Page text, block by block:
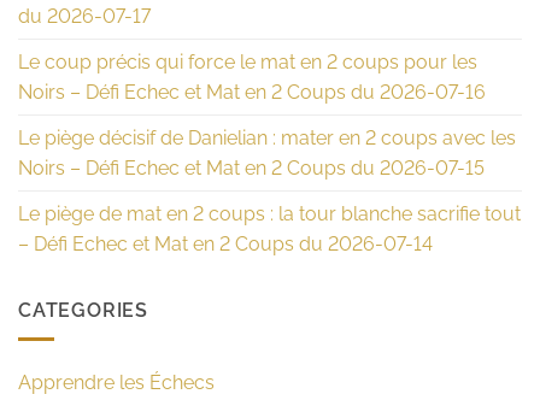
du 2026-07-17
Le coup précis qui force le mat en 2 coups pour les
Noirs – Défi Echec et Mat en 2 Coups du 2026-07-16
Le piège décisif de Danielian : mater en 2 coups avec les
Noirs – Défi Echec et Mat en 2 Coups du 2026-07-15
Le piège de mat en 2 coups : la tour blanche sacrifie tout
– Défi Echec et Mat en 2 Coups du 2026-07-14
CATEGORIES
Apprendre les Échecs